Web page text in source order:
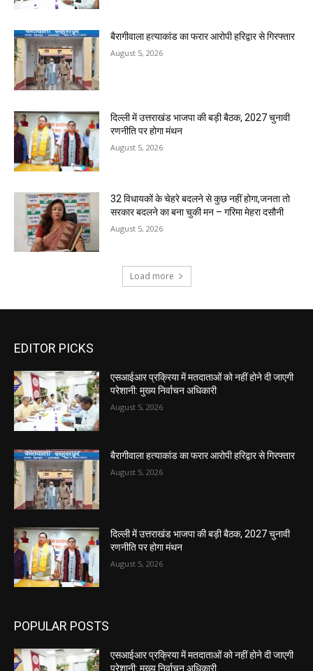
बैरागीवाला हत्याकांड का फरार आरोपी हरिद्वार से गिरफ्तार
August 5, 2026
दिल्ली में उत्तराखंड भाजपा की बड़ी बैठक, 2027 चुनावी
रणनीति पर होगा मंथन
August 5, 2026
32 विधायकों के चेहरे बदलने से कुछ नहीं होगा,जनता तो
सरकार बदलने का बना चुकी मन – गरिमा मेहरा दसौनी
August 5, 2026
Load more
EDITOR PICKS
एसआईआर प्रक्रिया में मतदाताओं को नहीं होने दी जाएगी
परेशानी: मुख्य निर्वाचन अधिकारी
August 5, 2026
बैरागीवाला हत्याकांड का फरार आरोपी हरिद्वार से गिरफ्तार
August 5, 2026
दिल्ली में उत्तराखंड भाजपा की बड़ी बैठक, 2027 चुनावी
रणनीति पर होगा मंथन
August 5, 2026
POPULAR POSTS
एसआईआर प्रक्रिया में मतदाताओं को नहीं होने दी जाएगी
परेशानी: मुख्य निर्वाचन अधिकारी